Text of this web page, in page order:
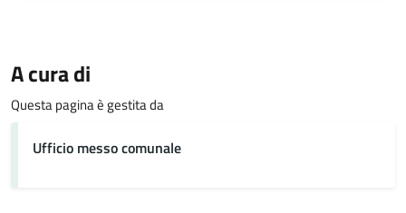
A cura di
Questa pagina è gestita da
Ufficio messo comunale